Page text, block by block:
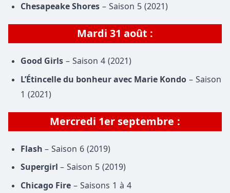
Chesapeake Shores – Saison 5 (2021)
Mardi 31 août :
Good Girls – Saison 4 (2021)
L’Étincelle du bonheur avec Marie Kondo – Saison
1 (2021)
Mercredi 1er septembre :
Flash – Saison 6 (2019)
Supergirl – Saison 5 (2019)
Chicago Fire – Saisons 1 à 4